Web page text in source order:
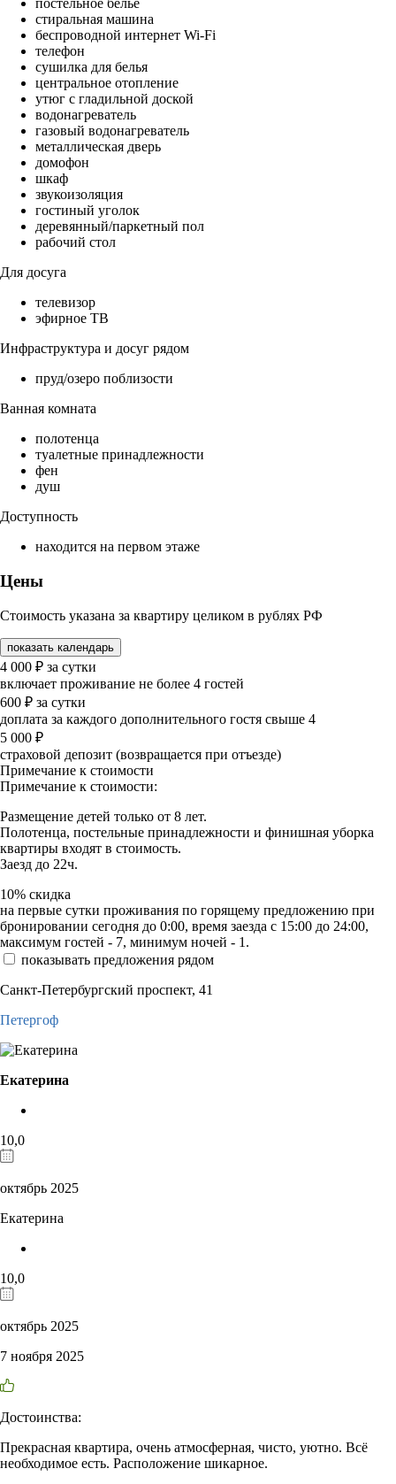
постельное бельё
стиральная машина
беспроводной интернет Wi-Fi
телефон
сушилка для белья
центральное отопление
утюг с гладильной доской
водонагреватель
газовый водонагреватель
металлическая дверь
домофон
шкаф
звукоизоляция
гостиный уголок
деревянный/паркетный пол
рабочий стол
Для досуга
телевизор
эфирное ТВ
Инфраструктура и досуг рядом
пруд/озеро поблизости
Ванная комната
полотенца
туалетные принадлежности
фен
душ
Доступность
находится на первом этаже
Цены
Стоимость указана за квартиру целиком в рублях РФ
показать календарь
4 000 ₽ за сутки
включает проживание не более 4 гостей
600 ₽ за сутки
доплата за каждого дополнительного гостя свыше 4
5 000 ₽
страховой депозит (возвращается при отъезде)
Примечание к стоимости
Примечание к стоимости:
Размещение детей только от 8 лет.
Полотенца, постельные принадлежности и финишная уборка
квартиры входят в стоимость.
Заезд до 22ч.
10% скидка
на первые сутки проживания по горящему предложению при
бронировании сегодня до 0:00, время заезда с 15:00 до 24:00,
максимум гостей - 7, минимум ночей - 1.
показывать предложения рядом
Санкт-Петербургский проспект, 41
Петергоф
Екатерина
10,0
октябрь 2025
Екатерина
10,0
октябрь 2025
7 ноября 2025
Достоинства:
Прекрасная квартира, очень атмосферная, чисто, уютно. Всё
необходимое есть. Расположение шикарное.